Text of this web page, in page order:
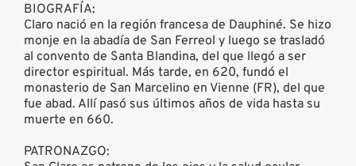
BIOGRAFÍA:
Claro nació en la región francesa de Dauphiné. Se hizo
monje en la abadía de San Ferreol y luego se trasladó
al convento de Santa Blandina, del que llegó a ser
director espiritual. Más tarde, en 620, fundó el
monasterio de San Marcelino en Vienne (FR), del que
fue abad. Allí pasó sus últimos años de vida hasta su
muerte en 660.
PATRONAZGO: